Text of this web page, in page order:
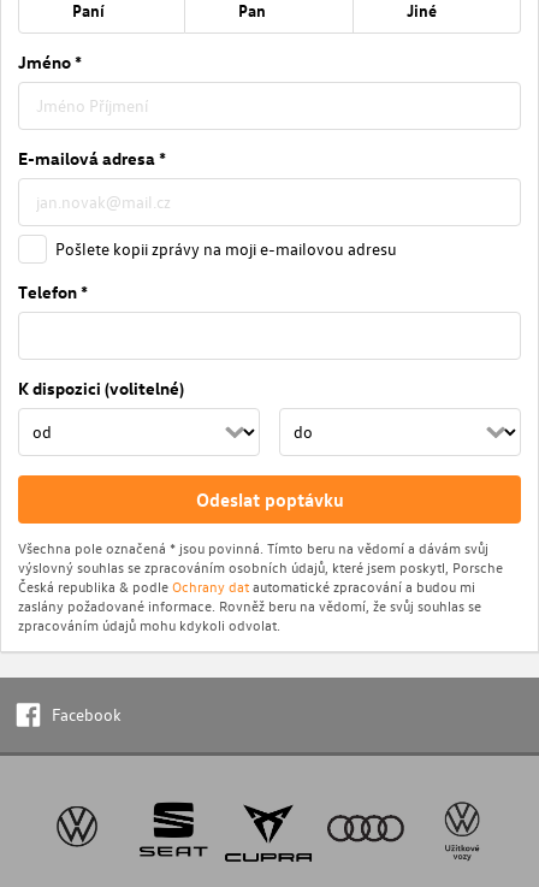
Paní Pan Jiné
Jméno *
E-mailová adresa *
Pošlete kopii zprávy na moji e-mailovou adresu
Telefon *
K dispozici (volitelné)
Odeslat poptávku
Všechna pole označená * jsou povinná. Tímto beru na vědomí a dávám svůj
výslovný souhlas se zpracováním osobních údajů, které jsem poskytl, Porsche
Česká republika & podleOchrany datautomatické zpracování a budou mi
zaslány požadované informace. Rovněž beru na vědomí, že svůj souhlas se
zpracováním údajů mohu kdykoli odvolat.
Facebook